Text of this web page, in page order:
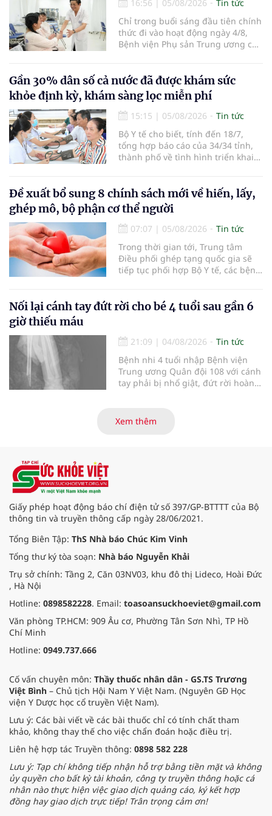
16:56 | 05/08/2026
Tin tức
Chỉ trong buổi sáng đầu tiên chính
thức đi vào hoạt động ngày 4/8,
Bệnh viện Phụ sản Trung ương cơ
em bé đầu tiên chào đời.
Gần 30% dân số cả nước đã được khám sức
khỏe định kỳ, khám sàng lọc miễn phí
15:15 | 05/08/2026
Tin tức
Bộ Y tế cho biết, tính đến 18/7,
tổng hợp báo cáo của 34/34 tỉnh,
thành phố về tình hình triển khai
nhận 32.286.360 người, chiếm gần
30% dân số cả nước đã được khám
sức khỏe định kỳ năm nay.
Đề xuất bổ sung 8 chính sách mới về hiến, lấy,
ghép mô, bộ phận cơ thể người
07:07 | 05/08/2026
Tin tức
Trong thời gian tới, Trung tâm
Điều phối ghép tạng quốc gia sẽ
tiếp tục phối hợp Bộ Y tế, các bệnh
cường truyền thông, hoàn thiện
quy trình chuyên môn và hệ thống
hiến và ghép mô tạng.
Nối lại cánh tay đứt rời cho bé 4 tuổi sau gần 6
giờ thiếu máu
21:09 | 04/08/2026
Tin tức
Bệnh nhi 4 tuổi nhập Bệnh viện
Trung ương Quân đội 108 với cánh
tay phải bị nhổ giật, đứt rời hoàn
thương nặng và thời gian thiếu
máu kéo dài, các bác sĩ đã tái lập
Xem thêm
Giấy phép hoạt động báo chí điện tử số 397/GP-BTTTT của Bộ
thông tin và truyền thông cấp ngày 28/06/2021.
Tổng Biên Tập: ThS Nhà báo Chúc Kim Vinh
Tổng thư ký tòa soạn: Nhà báo Nguyễn Khải
Trụ sở chính: Tầng 2, Căn 03NV03, khu đô thị Lideco, Hoài Đức
, Hà Nội
Hotline: 0898582228. Email: toasoansuckhoeviet@gmail.com
Văn phòng TP.HCM: 909 Âu cơ, Phường Tân Sơn Nhì, TP Hồ
Chí Minh
Hotline: 0949.737.666
Cố vấn chuyên môn: Thầy thuốc nhân dân - GS.TS Trương
Việt Bình – Chủ tịch Hội Nam Y Việt Nam. (Nguyên GĐ Học
viện Y Dược học cổ truyền Việt Nam).
Lưu ý: Các bài viết về các bài thuốc chỉ có tính chất tham
khảo, không thay thế cho việc chẩn đoán hoặc điều trị.
Liên hệ hợp tác Truyền thông: 0898 582 228
Lưu ý: Tạp chí không tiếp nhận hỗ trợ bằng tiền mặt và không
ủy quyền cho bất kỳ tài khoản, công ty truyền thông hoặc cá
nhân nào thực hiện việc giao dịch quảng cáo, ký kết hợp
đồng hay giao dịch trực tiếp! Trân trọng cảm ơn!